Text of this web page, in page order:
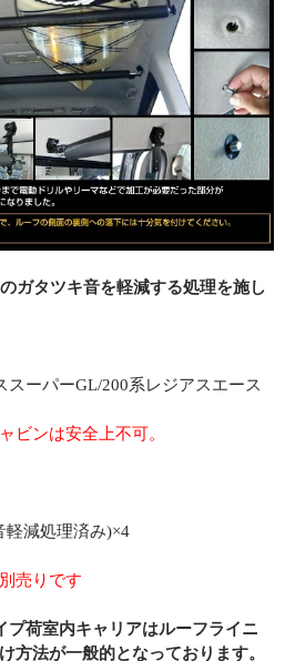
ガタツキ音を軽減する処理を施し
スーパーGL/200系レジアスエース
ビンは安全上不可。
軽減処理済み)×4
売りです
プ荷室内キャリアはルーフライニ
方法が一般的となっております。